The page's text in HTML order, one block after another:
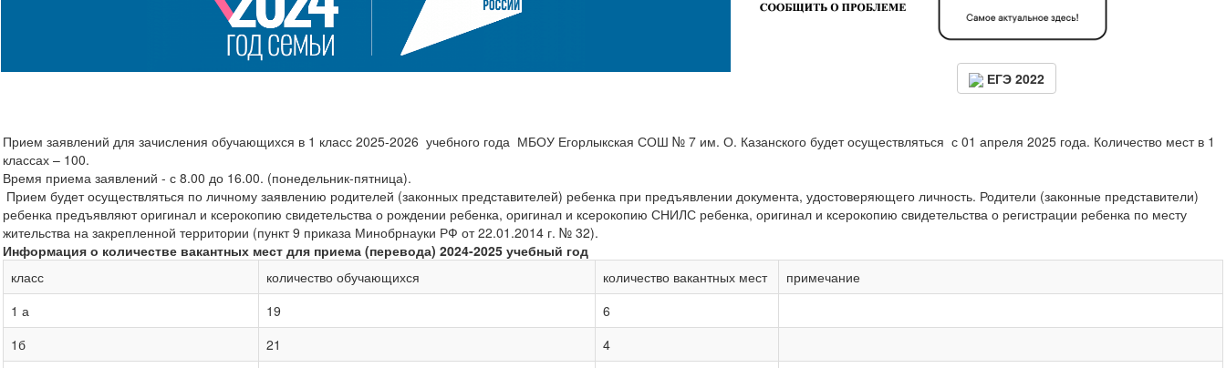
ЕГЭ 2022
Прием заявлений для зачисления обучающихся в 1 класс 2025-2026 учебного года МБОУ Егорлыкская СОШ № 7 им. О. Казанского будет осуществляться с 01 апреля 2025 года. Количество мест в 1
классах – 100.
Время приема заявлений - с 8.00 до 16.00. (понедельник-пятница).
Прием будет осуществляться по личному заявлению родителей (законных представителей) ребенка при предъявлении документа, удостоверяющего личность. Родители (законные представители)
ребенка предъявляют оригинал и ксерокопию свидетельства о рождении ребенка, оригинал и ксерокопию СНИЛС ребенка, оригинал и ксерокопию свидетельства о регистрации ребенка по месту
жительства на закрепленной территории (пункт 9 приказа Минобрнауки РФ от 22.01.2014 г. № 32).
Информация о количестве вакантных мест для приема (перевода) 2024-2025 учебный год
класс
количество обучающихся количество вакантных мест
примечание
1 а
19
6
1б
21
4